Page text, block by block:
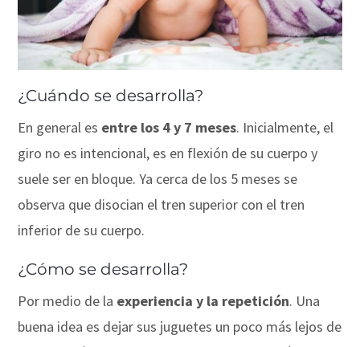
¿Cuándo se desarrolla?
En general es entre los 4 y 7 meses. Inicialmente, el
giro no es intencional, es en flexión de su cuerpo y
suele ser en bloque. Ya cerca de los 5 meses se
observa que disocian el tren superior con el tren
inferior de su cuerpo.
¿Cómo se desarrolla?
Por medio de la experiencia y la repetición. Una
buena idea es dejar sus juguetes un poco más lejos de